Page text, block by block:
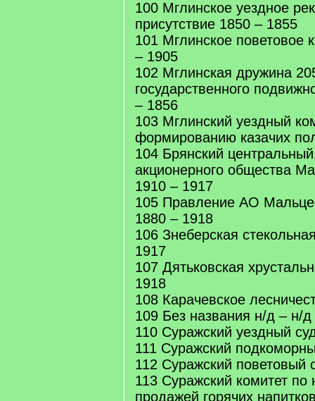
100 Мглинское уездное
присутствие 1850 – 1855
101 Мглинское поветовое
– 1905
102 Мглинская дружина
государственного
– 1856
103 Мглинский уездный
формированию казачих
104 Брянский
акционерного общества
1910 – 1917
105 Правление АО
1880 – 1918
106 Знеберская
1917
107 Дятьковская
1918
108 Карачевское
109 Без названия н/д – н/д
110 Суражский уездный
111 Суражский
112 Суражский поветовый
113 Суражский комитет по
продажей горячих